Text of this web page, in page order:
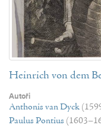
Heinrich von dem
Autoři
Anthonis van Dyck
Paulus Pontius